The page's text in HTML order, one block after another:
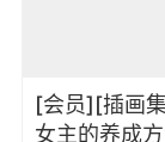
[会员][插画
女主的养成